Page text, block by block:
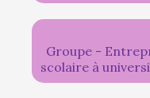
Groupe -
scolaire à